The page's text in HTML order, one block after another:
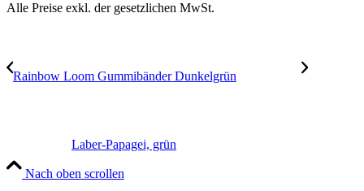
Alle Preise exkl. der gesetzlichen MwSt.
Rainbow Loom Gummibänder Dunkelgrün
Laber-Papagei, grün
Nach oben scrollen